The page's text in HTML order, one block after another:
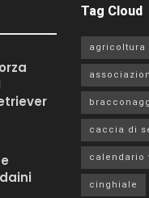
Tag Cloud
agricoltura
caccia di
calendario
cinghiale